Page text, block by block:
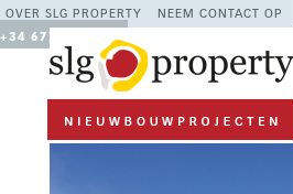
OVER SLG PROPERTY NEEM CONTACT OP
+34 677 670 480